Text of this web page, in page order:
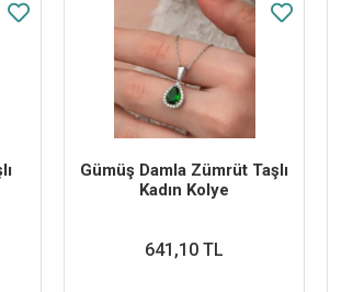
Gümüş Damla Zümrüt Taşlı
Kadın Kolye
641,10 TL